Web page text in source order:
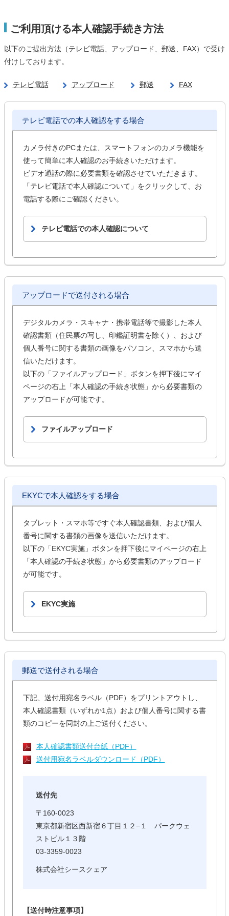
ご利用頂ける本人確認手続き方法
以下のご提出方法（テレビ電話、アップロード、郵送、FAX）で受け
付けしております。
テレビ電話 アップロード 郵送 FAX
テレビ電話での本人確認をする場合
カメラ付きのPCまたは、スマートフォンのカメラ機能を
使って簡単に本人確認のお手続きいただけます。
ビデオ通話の際に必要書類を確認させていただきます。
「テレビ電話で本人確認について」をクリックして、お
電話する際にご確認ください。
テレビ電話での本人確認について
アップロードで送付される場合
デジタルカメラ・スキャナ・携帯電話等で撮影した本人
確認書類（住民票の写し、印鑑証明書を除く）、および
個人番号に関する書類の画像をパソコン、スマホから送
信いただけます。
以下の「ファイルアップロード」ボタンを押下後にマイ
ページの右上「本人確認の手続き状態」から必要書類の
アップロードが可能です。
ファイルアップロード
EKYCで本人確認をする場合
タブレット・スマホ等ですぐ本人確認書類、および個人
番号に関する書類の画像を送信いただけます。
以下の「EKYC実施」ボタンを押下後にマイページの右上
「本人確認の手続き状態」から必要書類のアップロード
が可能です。
EKYC実施
郵送で送付される場合
下記、送付用宛名ラベル（PDF）をプリントアウトし、
本人確認書類（いずれか1点）および個人番号に関する書
類のコピーを同封の上ご送付ください。
本人確認書類送付台紙（PDF）
送付用宛名ラベルダウンロード（PDF）
送付先
〒160-0023
東京都新宿区西新宿６丁目１２−１ パークウェ
ストビル１３階
03-3359-0023
株式会社シースクェア
【送付時注意事項】